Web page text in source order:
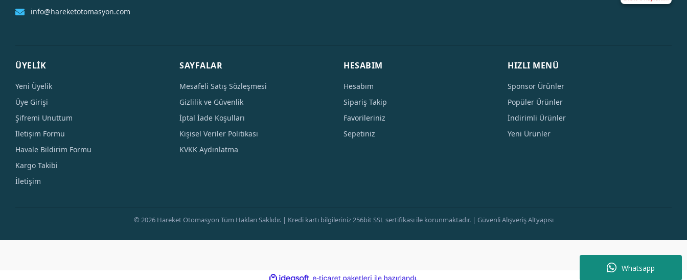
Whatsapp
info@hareketotomasyon.com
ÜYELİK
Yeni Üyelik
Üye Girişi
Şifremi Unuttum
İletişim Formu
Havale Bildirim Formu
Kargo Takibi
İletişim
SAYFALAR
Mesafeli Satış Sözleşmesi
Gizlilik ve Güvenlik
İptal İade Koşulları
Kişisel Veriler Politikası
KVKK Aydınlatma
HESABIM
Hesabım
Sipariş Takip
Favorileriniz
Sepetiniz
HIZLI MENÜ
Sponsor Ürünler
Popüler Ürünler
İndirimli Ürünler
Yeni Ürünler
© 2026 Hareket Otomasyon Tüm Hakları Saklıdır. | Kredi kartı bilgileriniz 256bit SSL sertifikası ile korunmaktadır. | Güvenli Alışveriş Altyapısı
ideasoft e-